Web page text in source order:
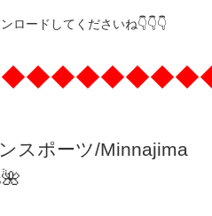
ロードしてくださいね👇👇👇
スポーツ/Minnajima